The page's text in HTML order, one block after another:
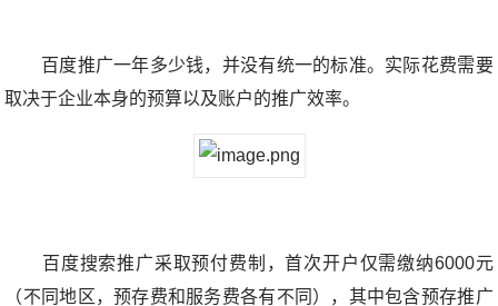
百度推广一年多少钱，并没有统一的标准。实际花费需要
取决于企业本身的预算以及账户的推广效率。
百度搜索推广采取预付费制，首次开户仅需缴纳6000元
（不同地区，预存费和服务费各有不同），其中包含预存推广